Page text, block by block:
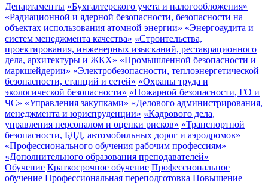
Департаменты «Бухгалтерского учета и налогообложения»
«Радиационной и ядерной безопасности, безопасности на
объектах использования атомной энергии» «Энергоаудита и
систем менеджмента качества» «Строительства,
проектирования, инженерных изысканий, реставрационного
дела, архитектуры и ЖКХ» «Промышленной безопасности и
маркшейдерии» «Электробезопасности, теплоэнергетической
безопасности, станций и сетей» «Охраны труда и
экологической безопасности» «Пожарной безопасности, ГО и
ЧС» «Управления закупками» «Делового администрирования,
менеджмента и юриспруденции» «Кадрового дела,
управления персоналом и оценки рисков» «Транспортной
безопасности, БДД, автомобильных дорог и аэродромов»
«Профессионального обучения рабочим профессиям»
«Дополнительного образования преподавателей»
Обучение Краткосрочное обучение Профессиональное
обучение Профессиональная переподготовка Повышение